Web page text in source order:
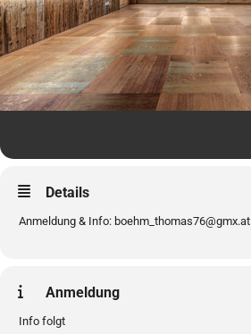
Details
Anmeldung & Info: boehm_thomas76@gmx.at
Anmeldung
Info folgt